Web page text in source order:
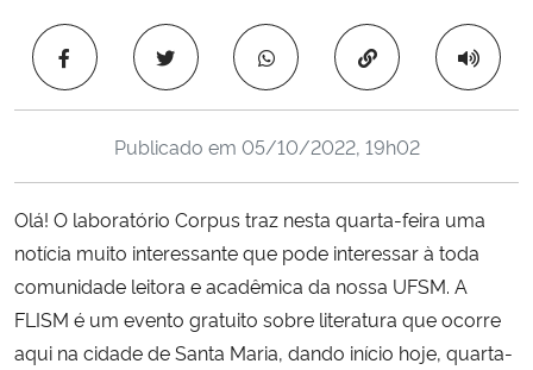
Ministério da Educação
Ministério da Cidadania
Ministério da Ciência, Tecnologia, Inovações e Comunicações
Copiar para área
Publicado em 05/10/2022, 19h02
Olá! O laboratório Corpus traz nesta quarta-feira uma
notícia muito interessante que pode interessar à toda
comunidade leitora e acadêmica da nossa UFSM. A
FLISM é um evento gratuito sobre literatura que ocorre
aqui na cidade de Santa Maria, dando início hoje, quarta-